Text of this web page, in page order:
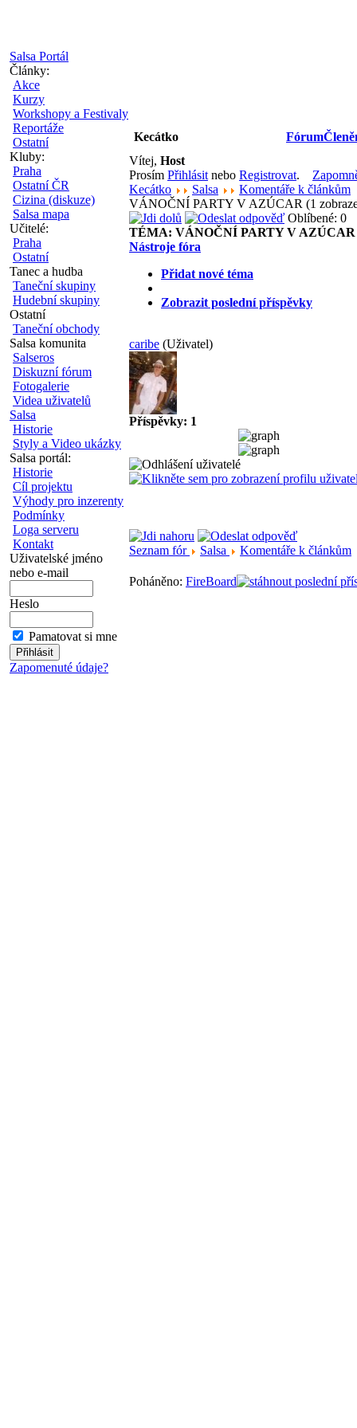
Salsa Portál
Články:
Akce
Kurzy
Workshopy a Festivaly
Reportáže
Ostatní
Kluby:
Praha
Ostatní ČR
Cizina (diskuze)
Salsa mapa
Učitelé:
Praha
Ostatní
Tanec a hudba
Taneční skupiny
Hudební skupiny
Ostatní
Taneční obchody
Salsa komunita
Salseros
Diskuzní fórum
Fotogalerie
Videa uživatelů
Salsa
Historie
Styly a Video ukázky
Salsa portál:
Historie
Cíl projektu
Výhody pro inzerenty
Podmínky
Loga serveru
Kontakt
Uživatelské jméno
nebo e-mail
Heslo
Pamatovat si mne
Zapomenuté údaje?
Kecátko Fórum
Vítej, Host
Prosím Přihlásit nebo Registrovat.
Kecátko
Salsa
Komentáře k článkům
VÁNOČNÍ PARTY V AZÚCAR (1
Oblíbené: 0
TÉMA: VÁNOČNÍ PARTY V AZÚCAR
Nástroje fóra
Přidat nové téma
Zobrazit poslední příspěvky
caribe (Uživatel)
Příspěvky: 1
Seznam fór Salsa Komentáře k článkům
Poháněno: FireBoard